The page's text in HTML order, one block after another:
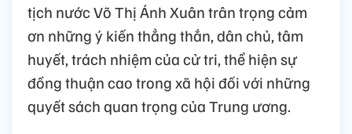
tịch nước Võ Thị Ánh Xuân trân trọng cảm
ơn những ý kiến thẳng thắn, dân chủ, tâm
huyết, trách nhiệm của cử tri, thể hiện sự
đồng thuận cao trong xã hội đối với những
quyết sách quan trọng của Trung ương.